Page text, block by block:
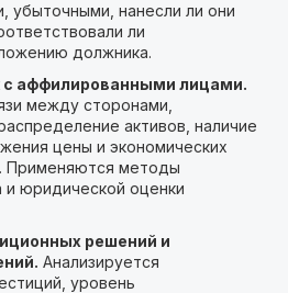
убыточными, нанесли ли они
ли
должника.
с аффилированными лицами.
между сторонами,
активов, наличие
цены и экономических
Применяются методы
и юридической оценки
решений и
Анализируется
уровень